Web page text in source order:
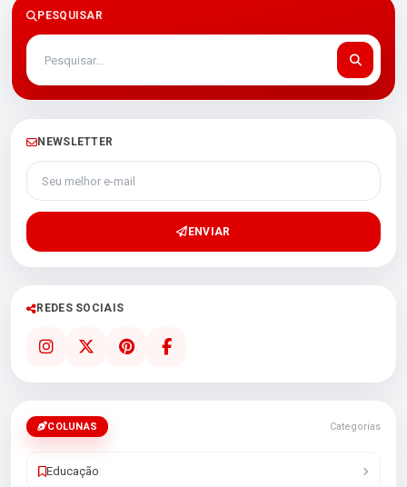
PESQUISAR
NEWSLETTER
Seu melhor e-mail
ENVIAR
REDES SOCIAIS
COLUNAS Categorias
Educação